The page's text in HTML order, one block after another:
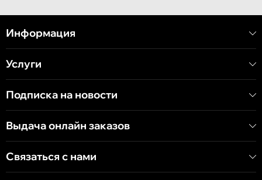
Кишинёв
Хынчештское шоссе, 60/4
бульвар Дечебал, 139
Информация
Услуги
Подписка на новости
Выдача онлайн заказов
Связаться с нами